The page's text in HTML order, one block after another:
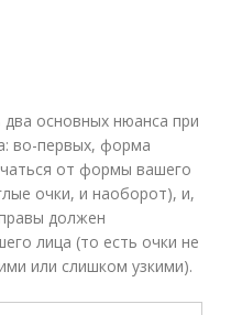
два основных нюанса при
во-первых, форма
от формы вашего
очки, и наоборот), и,
должен
лица (то есть очки не
или слишком узкими).